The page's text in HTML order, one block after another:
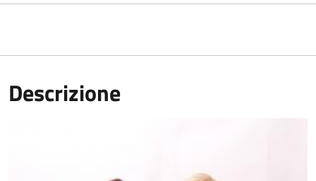
Descrizione